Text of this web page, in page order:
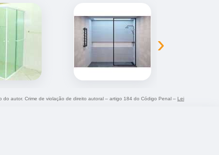
›
autor. Crime de violação de direito autoral – artigo 184 do Código Penal – Lei